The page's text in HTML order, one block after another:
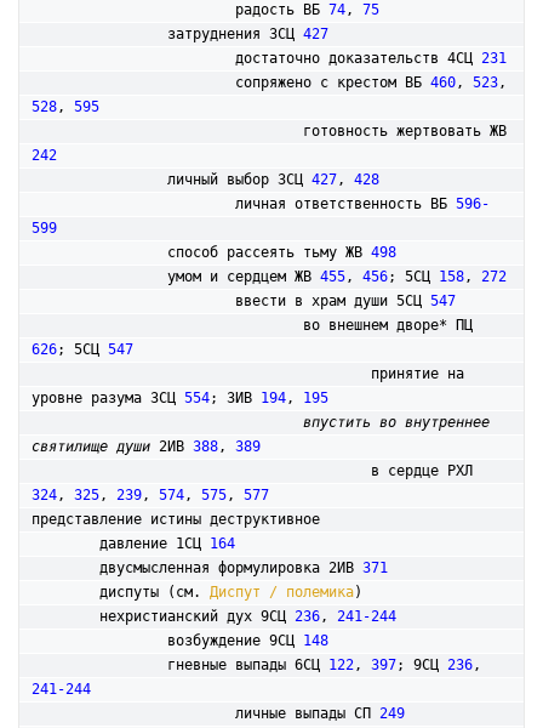
			радость ВБ
74, 75
		затруднения 3СЦ
427
			достаточно доказательств 4СЦ
231
			сопряжено с крестом ВБ
460, 523
528, 595
242
		личный выбор 3СЦ
427, 428
			личная ответственность ВБ
596-
599
		способ рассеять тьму ЖВ
498
умом и сердцем ЖВ 455, 456; 5СЦ 158, 272
			ввести в храм души 5СЦ
547
626; 5СЦ 547
уровне разума 3СЦ 554; 3ИВ 194, 195
впустить во внутреннее
святилище души 2ИВ 388, 389
324, 325, 239, 574, 575, 577
представление истины деструктивное
	давление 1СЦ
164
	двусмысленная формулировка 2ИВ
371
	диспуты (см.
Диспут / полемика)
	нехристианский дух 9СЦ
236, 241-244
		возбуждение 9СЦ
148
		гневные выпады 6СЦ
122, 397; 9СЦ 236
241-244
         		личные выпады СП
249